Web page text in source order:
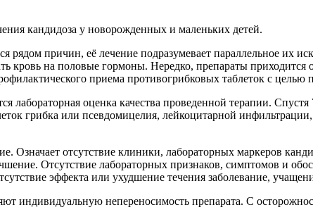
кандидоза у новорожденных и маленьких детей.
рядом причин, её лечение подразумевает параллельное их
кровь на половые гормоны. Нередко, препараты
приема противогрибковых таблеток с целью
лабораторная оценка качества проведенной терапии.
грибка или псевдомицелия, лейкоцитарной
Означает отсутствие клиники, лабораторных маркеров
Отсутствие лабораторных признаков, симптомов и
эффекта или ухудшение течения заболевание,
индивидуальную непереносимость препарата. С